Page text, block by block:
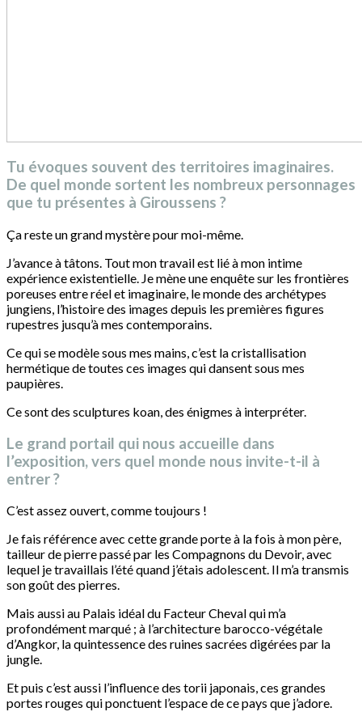
Tu évoques souvent des territoires imaginaires.
De quel monde sortent les nombreux personnages
que tu présentes à Giroussens ?
Ça reste un grand mystère pour moi-même.
J’avance à tâtons. Tout mon travail est lié à mon intime
expérience existentielle. Je mène une enquête sur les frontières
poreuses entre réel et imaginaire, le monde des archétypes
jungiens, l’histoire des images depuis les premières figures
rupestres jusqu’à mes contemporains.
Ce qui se modèle sous mes mains, c’est la cristallisation
hermétique de toutes ces images qui dansent sous mes
paupières.
Ce sont des sculptures koan, des énigmes à interpréter.
Le grand portail qui nous accueille dans
l’exposition, vers quel monde nous invite-t-il à
entrer ?
C’est assez ouvert, comme toujours !
Je fais référence avec cette grande porte à la fois à mon père,
tailleur de pierre passé par les Compagnons du Devoir, avec
lequel je travaillais l’été quand j’étais adolescent. Il m’a transmis
son goût des pierres.
Mais aussi au Palais idéal du Facteur Cheval qui m’a
profondément marqué ; à l’architecture barocco-végétale
d’Angkor, la quintessence des ruines sacrées digérées par la
jungle.
Et puis c’est aussi l’influence des torii japonais, ces grandes
portes rouges qui ponctuent l’espace de ce pays que j’adore.